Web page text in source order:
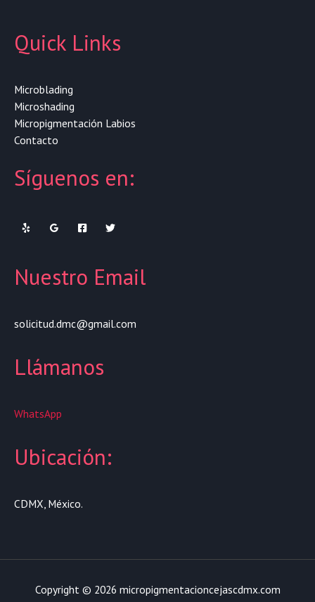
Quick Links
Microblading
Microshading
Micropigmentación Labios
Contacto
Síguenos en:
Nuestro Email
solicitud.dmc@gmail.com
Llámanos
WhatsApp
Ubicación:
CDMX, México.
Copyright © 2026 micropigmentacioncejascdmx.com